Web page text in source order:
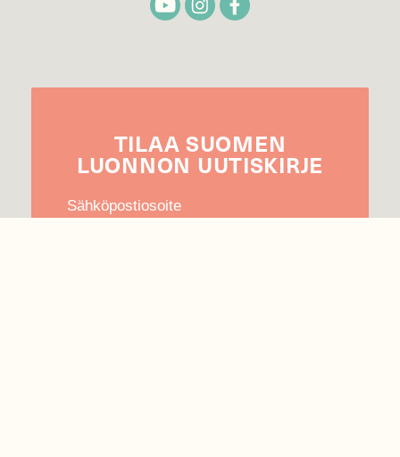
TILAA SUOMEN
LUONNON UUTIS­KIRJE
Sähköpostiosoite